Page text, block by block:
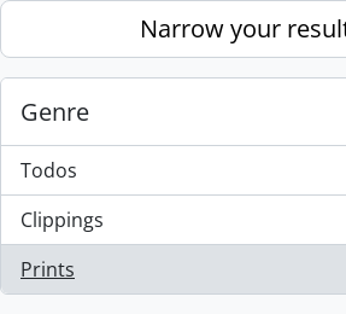
Skip to main contentNarrow your
Genre
Todos
Clippings
, 1 resultados
Prints
, 1 resultados